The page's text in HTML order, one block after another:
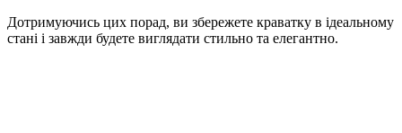
Дотримуючись цих порад, ви збережете краватку в ідеальному
стані і завжди будете виглядати стильно та елегантно.